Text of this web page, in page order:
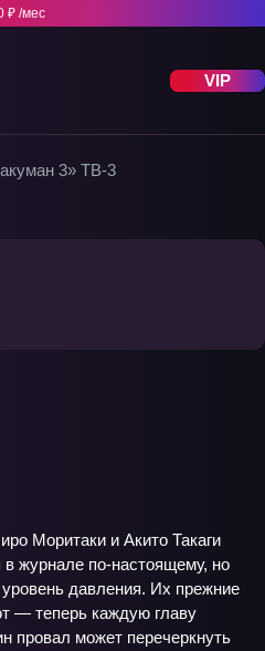
₽ /мес
VIP
3» ТВ-3
Моритаки и Акито Такаги
журнале по‑настоящему, но
давления. Их прежние
— теперь каждую главу
провал может перечеркнуть